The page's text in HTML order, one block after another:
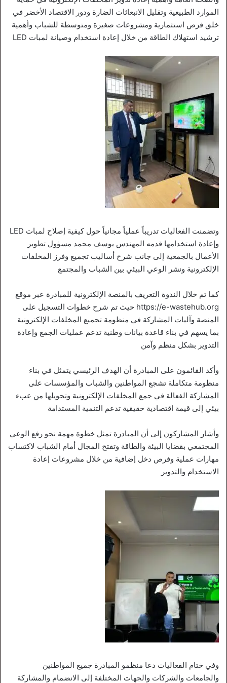
الموارد الطبيعية وتقليل الانبعاثات الضارة ودور الاقتصاد الأخضر في
خلق فرص استثمارية ومشروعات صغيرة ومتوسطة للشباب وأهمية
ترشيد استهلاك الطاقة من خلال إعادة استخدام وصيانة لمبات LED
وتضمنت الفعاليات تدريباً عملياً مجانياً حول كيفية إصلاح لمبات LED
وإعادة استخدامها قدمه المهندس يوسف محمد مسؤول تطوير
الأعمال بالجمعية إلى جانب شرح أساليب تجميع وفرز المخلفات
الإلكترونية ونشر الوعي البيئي بين الشباب والمجتمع
كما تم خلال الندوة التعريف بالمنصة الإلكترونية للمبادرة عبر موقع
https://e-wastehub.org حيث تم شرح خطوات التسجيل على
المنصة وآليات المشاركة في منظومة تجميع المخلفات الإلكترونية
بما يسهم في بناء قاعدة بيانات وطنية تدعم عمليات الجمع وإعادة
التدوير بشكل منظم وآمن
وأكد القائمون على المبادرة أن الهدف الرئيسي يتمثل في بناء
منظومة متكاملة تشجع المواطنين والشباب والمؤسسات على
المشاركة الفعالة في جمع المخلفات الإلكترونية وتحويلها من عبء
بيئي إلى قيمة اقتصادية حقيقية تدعم التنمية المستدامة
وأشار المشاركون إلى أن المبادرة تمثل خطوة مهمة نحو رفع الوعي
المجتمعي بقضايا البيئة والطاقة وتفتح المجال أمام الشباب لاكتساب
مهارات عملية وفرص دخل إضافية من خلال مشروعات إعادة
الاستخدام والتدوير
وفي ختام الفعاليات دعا منظمو المبادرة جميع المواطنين
والجامعات والشركات والجهات المختلفة إلى الانضمام والمشاركة